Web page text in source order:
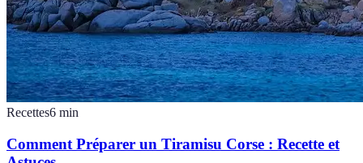
Recettes6 min
Comment Préparer un Tiramisu Corse : Recette et